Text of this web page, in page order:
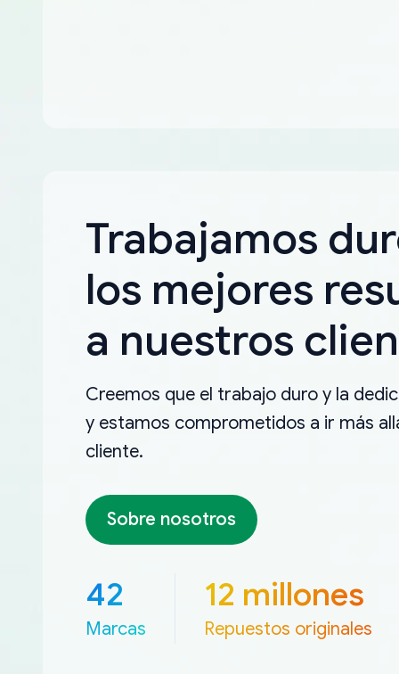
Trabajamos
los mejores
a nuestros
Creemos que el trabajo duro y la
y estamos comprometidos a ir más
cliente.
Sobre nosotros
42
Marcas
12 millones
Repuestos originales